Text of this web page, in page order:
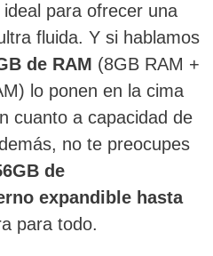
para ofrecer una
fluida. Y si hablamos
de RAM (8GB RAM +
lo ponen en la cima
cuanto a capacidad de
no te preocupes
de
expandible hasta
para todo.